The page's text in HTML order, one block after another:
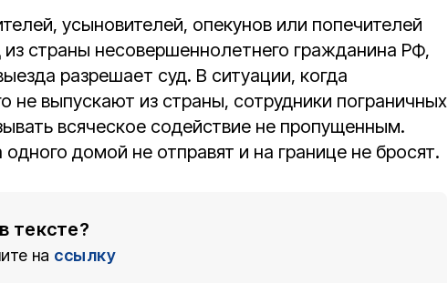
усыновителей, опекунов или попечителей
из страны несовершеннолетнего гражданина РФ,
разрешает суд. В ситуации, когда
не выпускают из страны, сотрудники пограничных
всяческое содействие не пропущенным.
домой не отправят и на границе не бросят.
тексте?
на ссылку